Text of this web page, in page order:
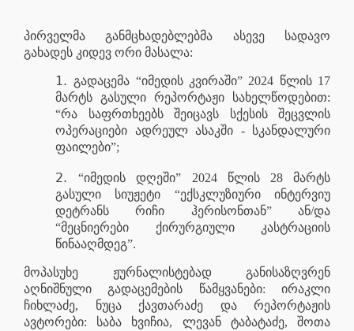
პირველმა განმცხადებლებმა ასევე სადავო
გახადეს კიდევ ორი მასალა:
გადაცემა “იმედის კვირაში” 2024 წლის 17
მარტს გასული რეპორტაჟი სახელწოდებით:
“რა საფრთხეებს შეიცავს სქესის შეცვლის
ოპერაციები ადრეულ ასაკში - სკანდალური
ფაილები”;
“იმედის დღეში” 2024 წლის 28 მარტს
გასული სიუჟეტი “ექსკლუზიური ინტერვიუ
დეტრანს რიჩი ჰერისონთან” ან/და
“მეცნიერები ქირურგიული კასტრაციის
წინააღმდეგ”.
მოპასუხე ჟურნალისტებად განისაზღვრენ
აღნიშნული გადაცემების წამყვანები: ირაკლი
ჩიხლაძე, ნუცა ქავთარაძე და რეპორტაჟის
ავტორები: საბა ხვიჩია, ლევან ტაბატაძე, შოთა